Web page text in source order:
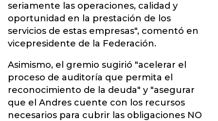
seriamente las operaciones, calidad y
oportunidad en la prestación de los
servicios de estas empresas", comentó en
vicepresidente de la Federación.
Asimismo, el gremio sugirió "acelerar el
proceso de auditoría que permita el
reconocimiento de la deuda" y "asegurar
que el Andres cuente con los recursos
necesarios para cubrir las obligaciones NO